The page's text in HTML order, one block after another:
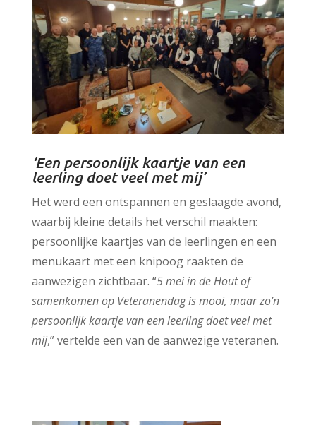
‘Een persoonlijk kaartje van een
leerling doet veel met mij’
Het werd een ontspannen en geslaagde avond,
waarbij kleine details het verschil maakten:
persoonlijke kaartjes van de leerlingen en een
menukaart met een knipoog raakten de
aanwezigen zichtbaar. “5 mei in de Hout of
samenkomen op Veteranendag is mooi, maar zo’n
persoonlijk kaartje van een leerling doet veel met
mij,” vertelde een van de aanwezige veteranen.